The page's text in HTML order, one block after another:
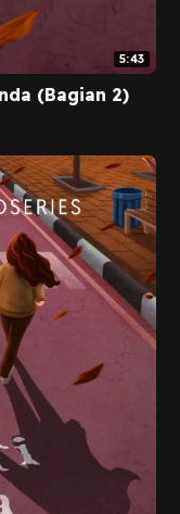
5:43
(Bagian 2)